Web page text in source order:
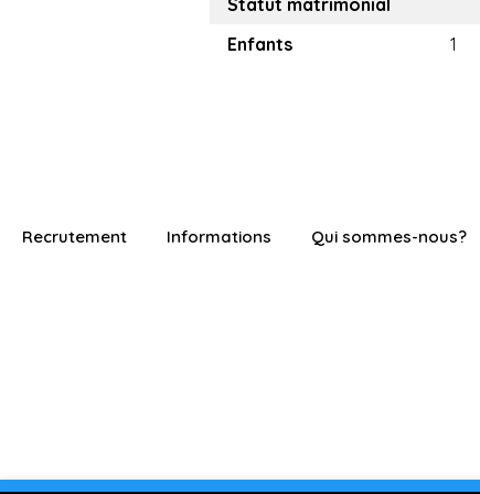
Statut matrimonial
Enfants
1
Recrutement Informations Qui sommes-nous?